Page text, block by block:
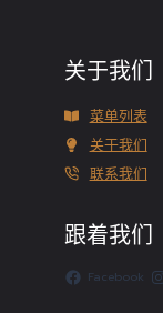
关于我们
菜单列表
关于我们
联系我们
跟着我们
Facebook